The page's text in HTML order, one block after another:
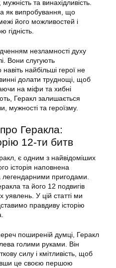
та винахідливість.
як випробування, що
його можливостей і
гідність.
незламності духу
Вони слугують
найбільші герої не
долати труднощі, щоб
на міфи та хибні
Геракл залишається
мужності та героїзму.
Геракла:
12-ти битв
є одним з найвідоміших
історія наповнена
легендарними пригодами.
та його 12 подвигів
уявлень. У цій статті ми
правдиву історію
поширеній думці, Геракл
голими руками. Він
силу і кмітливість, щоб
це своєю першою